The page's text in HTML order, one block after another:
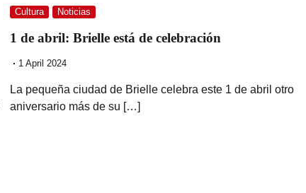
Cultura Noticias
1 de abril: Brielle está de celebración
1 April 2024
La pequeña ciudad de Brielle celebra este 1 de abril otro
aniversario más de su […]